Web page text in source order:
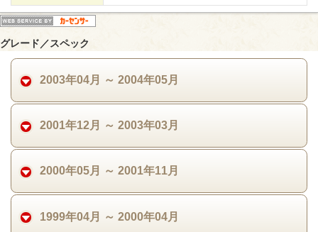
グレード／スペック
2003年04月 ～ 2004年05月
2001年12月 ～ 2003年03月
2000年05月 ～ 2001年11月
1999年04月 ～ 2000年04月